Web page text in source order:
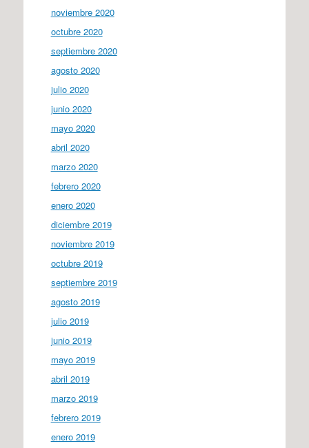
noviembre 2020
octubre 2020
septiembre 2020
agosto 2020
julio 2020
junio 2020
mayo 2020
abril 2020
marzo 2020
febrero 2020
enero 2020
diciembre 2019
noviembre 2019
octubre 2019
septiembre 2019
agosto 2019
julio 2019
junio 2019
mayo 2019
abril 2019
marzo 2019
febrero 2019
enero 2019